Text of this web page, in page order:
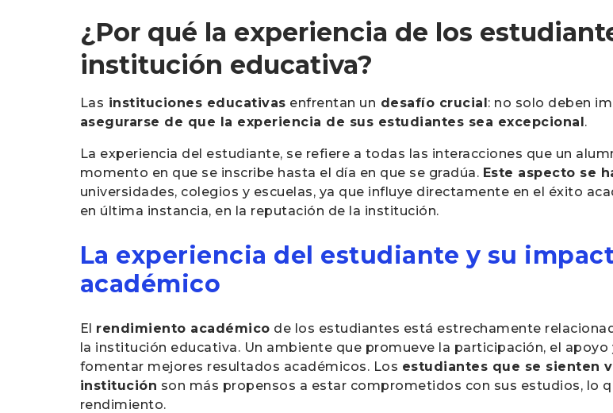
¿Por qué la experiencia de los
institución educativa?
Las instituciones educativas enfrentan un desafío crucial: no solo deben
asegurarse de que la experiencia de sus estudiantes sea excepcional.
La experiencia del estudiante, se refiere a todas las interacciones que un
momento en que se inscribe hasta el día en que se gradúa. Este aspecto se
universidades, colegios y escuelas, ya que influye directamente en el éxito
en última instancia, en la reputación de la institución.
La experiencia del estudiante y su
académico
El rendimiento académico de los estudiantes está estrechamente
la institución educativa. Un ambiente que promueve la participación, el
fomentar mejores resultados académicos. Los estudiantes que se sienten
institución son más propensos a estar comprometidos con sus estudios, lo
rendimiento.